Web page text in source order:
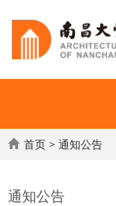
首页 > 通知公告
通知公告